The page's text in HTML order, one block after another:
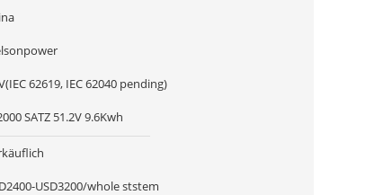
62619, IEC 62040 pending)
SATZ 51.2V 9.6Kwh
USD3200/whole ststem